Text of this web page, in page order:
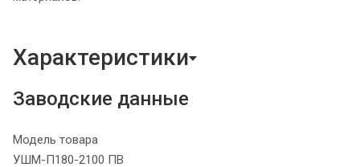
Характеристики
Заводские данные
Модель товара
УШМ-П180-2100 ПВ